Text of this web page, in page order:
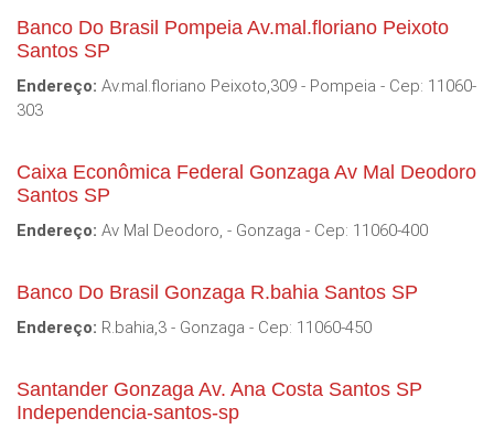
Banco Do Brasil Pompeia Av.mal.floriano Peixoto
Santos SP
Endereço: Av.mal.floriano Peixoto,309 - Pompeia - Cep: 11060-
303
Caixa Econômica Federal Gonzaga Av Mal Deodoro
Santos SP
Endereço: Av Mal Deodoro, - Gonzaga - Cep: 11060-400
Banco Do Brasil Gonzaga R.bahia Santos SP
Endereço: R.bahia,3 - Gonzaga - Cep: 11060-450
Santander Gonzaga Av. Ana Costa Santos SP
Independencia-santos-sp